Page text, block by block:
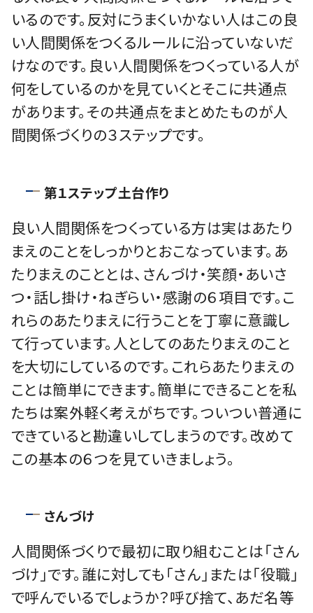
いるのです。反対にうまくいかない人はこの良
い人間関係をつくるルールに沿っていないだ
けなのです。良い人間関係をつくっている人が
何をしているのかを見ていくとそこに共通点
があります。その共通点をまとめたものが人
間関係づくりの３ステップです。
第１ステップ土台作り
良い人間関係をつくっている方は実はあたり
まえのことをしっかりとおこなっています。あ
たりまえのこととは、さんづけ・笑顔・あいさ
つ・話し掛け・ねぎらい・感謝の６項目です。こ
れらのあたりまえに行うことを丁寧に意識し
て行っています。人としてのあたりまえのこと
を大切にしているのです。これらあたりまえの
ことは簡単にできます。簡単にできることを私
たちは案外軽く考えがちです。ついつい普通に
できていると勘違いしてしまうのです。改めて
この基本の６つを見ていきましょう。
さんづけ
人間関係づくりで最初に取り組むことは「さん
づけ」です。誰に対しても「さん」または「役職」
で呼んでいるでしょうか？呼び捨て、あだ名等